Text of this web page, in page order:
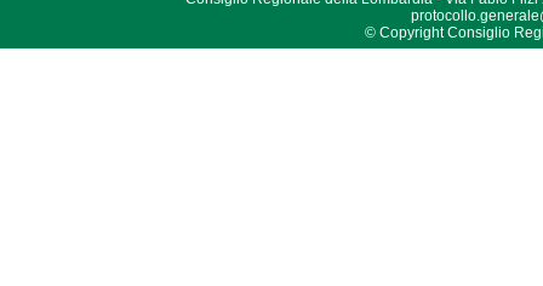
© Copyright Consiglio